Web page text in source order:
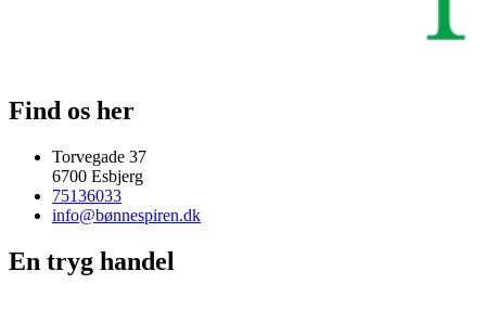
Find os her
Torvegade 37
6700 Esbjerg
75136033
info@bønnespiren.dk
En tryg handel